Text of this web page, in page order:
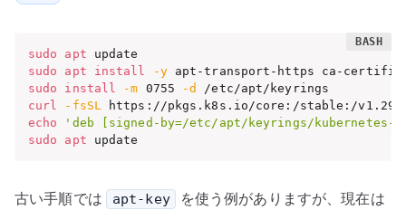
sudo apt
sudo
apt install -y apt-transport-https ca-
sudo
install -m 0755 -d
curl
-fsSL https://pkgs.k8s.io/core:/stable:/v1.29/
echo
'deb [signed-by=/etc/apt/keyrings/
sudo
apt update
古い手順では apt-key
を使う例がありますが、現在は